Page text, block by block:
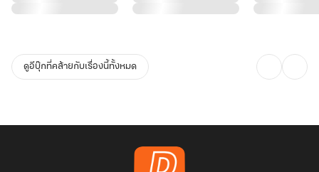
ดูอีบุ๊กที่คล้ายกับเรื่องนี้ทั้งหมด